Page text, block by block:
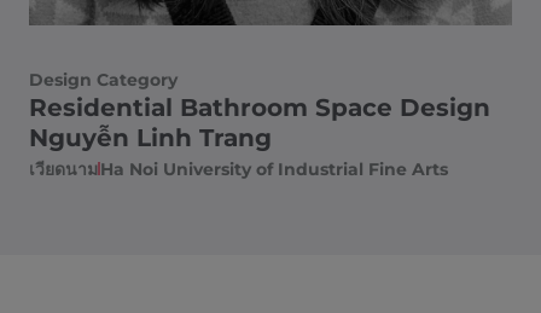
Design Category
Residential Bathroom Space Design
Nguyễn Linh Trang
เวียดนามHa Noi University of Industrial Fine Arts